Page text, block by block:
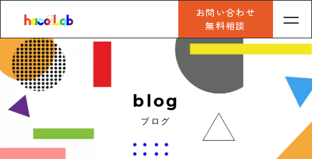
お問い合わせ
無料相談
blog
ブログ